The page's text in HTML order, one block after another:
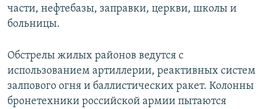
части, нефтебазы, заправки, церкви, школы и
больницы.
Обстрелы жилых районов ведутся с
использованием артиллерии, реактивных систем
залпового огня и баллистических ракет. Колонны
бронетехники российской армии пытаются